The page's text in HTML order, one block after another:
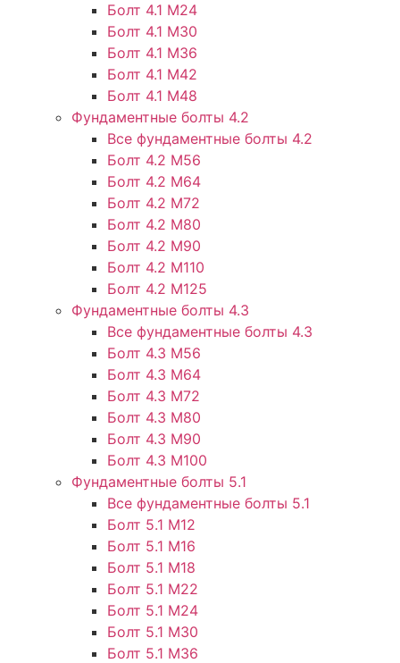
Болт 4.1 М24
Болт 4.1 М30
Болт 4.1 М36
Болт 4.1 М42
Болт 4.1 М48
Фундаментные болты 4.2
Все фундаментные болты 4.2
Болт 4.2 М56
Болт 4.2 М64
Болт 4.2 М72
Болт 4.2 М80
Болт 4.2 М90
Болт 4.2 М110
Болт 4.2 М125
Фундаментные болты 4.3
Все фундаментные болты 4.3
Болт 4.3 М56
Болт 4.3 М64
Болт 4.3 М72
Болт 4.3 М80
Болт 4.3 М90
Болт 4.3 М100
Фундаментные болты 5.1
Все фундаментные болты 5.1
Болт 5.1 М12
Болт 5.1 М16
Болт 5.1 М18
Болт 5.1 М22
Болт 5.1 М24
Болт 5.1 М30
Болт 5.1 М36